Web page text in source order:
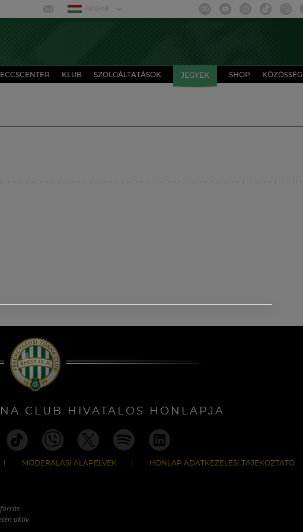
MAGYAR
KLUB SZOLGÁLTATÁSOK JEGYEK SHOP KÖZÖSSÉG
CLUB HIVATALOS HONLAPJA
MODERÁLÁSI ALAPELVEK HONLAP ADATKEZELÉSI TÁJÉKOZTATÓ
aktív